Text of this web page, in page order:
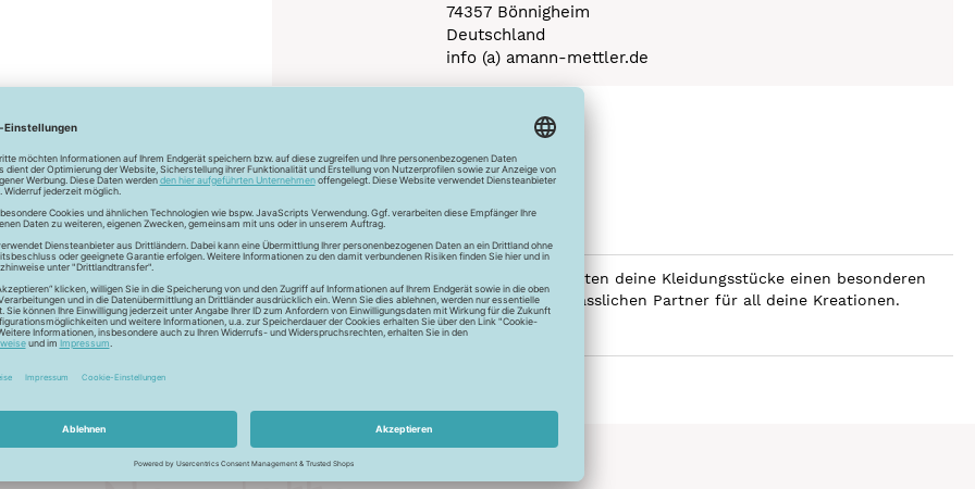
74357 Bönnigheim
Deutschland
info (a) amann-mettler.de
Seide - Kleider machen Leute. Mit dem Universalfaden SERALON erhalten deine Kleidungsstücke einen besonderen
und die idealen Gleiteigenschaftten machen den Allesnäher zum verlässlichen Partner für all deine Kreationen.
werden.